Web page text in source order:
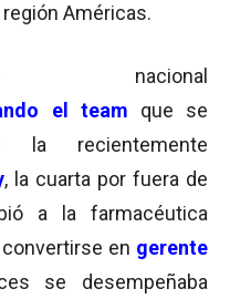
región Américas.
nacional
el team que se
recientemente
, la cuarta por fuera de
a la farmacéutica
convertirse en gerente
se desempeñaba